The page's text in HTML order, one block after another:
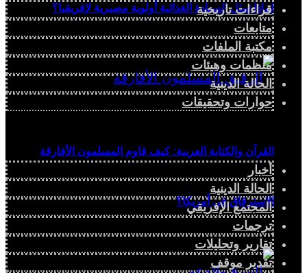
لماذا تمثل السيادة الغذائية أولوية مصيرية لإفريقيا؟
القرآن والكتابة العربية: كيف قاوم المسلمون الأفارقة
الاسترقاق في أمريكا؟
قراءات تاريخية
متابعات
مكتبة الملفات
منظمات وهيئات
الحالة الدينية
حوارات وتحقيقات
أخبار
الحالة الدينية
المجتمع الإفريقي
ترجمات
تقارير وتحليلات
تقدير موقف